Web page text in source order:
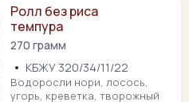
Ролл без риса
темпура
270 грамм
• КБЖУ 320/34/11/22
Водоросли нори, лосось,
угорь, креветка, творожный